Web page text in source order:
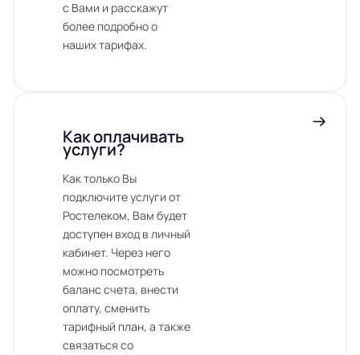
с Вами и расскажут
более подробно о
наших тарифах.
Как оплачивать
услуги?
Как только Вы
подключите услуги от
Ростелеком, Вам будет
доступен вход в личный
кабинет. Через него
можно посмотреть
баланс счета, внести
оплату, сменить
тарифный план, а также
связаться со